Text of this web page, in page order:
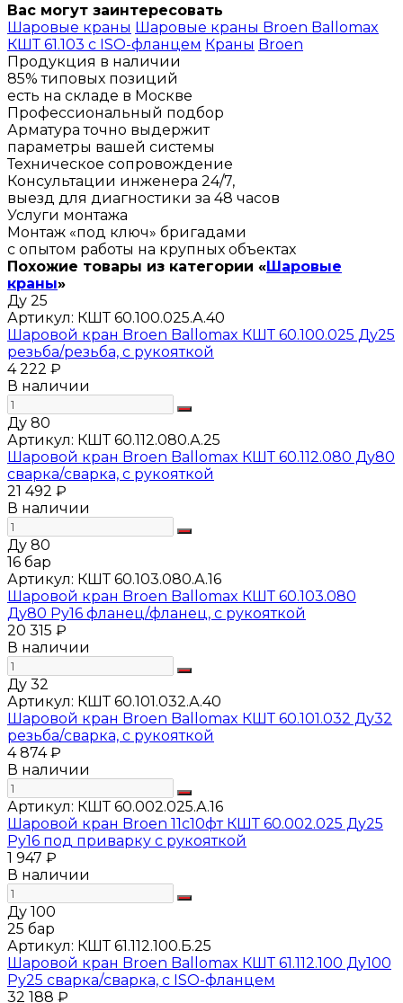
Вас могут заинтересовать
Шаровые краны Шаровые краны Broen Ballomax
КШТ 61.103 с ISO-фланцем Краны Broen
Продукция в наличии
85% типовых позиций
есть на складе в Москве
Профессиональный подбор
Арматура точно выдержит
параметры вашей системы
Техническое сопровождение
Консультации инженера 24/7,
выезд для диагностики за 48 часов
Услуги монтажа
Монтаж «под ключ» бригадами
с опытом работы на крупных объектах
Похожие товары из категории «Шаровые
краны»
Ду 25
Артикул: КШТ 60.100.025.А.40
Шаровой кран Broen Ballomax КШТ 60.100.025 Ду25
резьба/резьба, с рукояткой
4 222 ₽
В наличии
Ду 80
Артикул: КШТ 60.112.080.А.25
Шаровой кран Broen Ballomax КШТ 60.112.080 Ду80
сварка/сварка, с рукояткой
21 492 ₽
В наличии
Ду 80
16 бар
Артикул: КШТ 60.103.080.А.16
Шаровой кран Broen Ballomax КШТ 60.103.080
Ду80 Ру16 фланец/фланец, с рукояткой
20 315 ₽
В наличии
Ду 32
Артикул: КШТ 60.101.032.А.40
Шаровой кран Broen Ballomax КШТ 60.101.032 Ду32
резьба/сварка, с рукояткой
4 874 ₽
В наличии
Артикул: КШТ 60.002.025.А.16
Шаровой кран Broen 11с10фт КШТ 60.002.025 Ду25
Ру16 под приварку с рукояткой
1 947 ₽
В наличии
Ду 100
25 бар
Артикул: КШТ 61.112.100.Б.25
Шаровой кран Broen Ballomax КШТ 61.112.100 Ду100
Ру25 сварка/сварка, с ISO-фланцем
32 188 ₽